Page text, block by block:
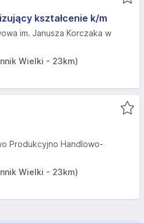
kształcenie k/m
im. Janusza Korczaka w
Wielki - 23km)
Produkcyjno Handlowo-
Wielki - 23km)